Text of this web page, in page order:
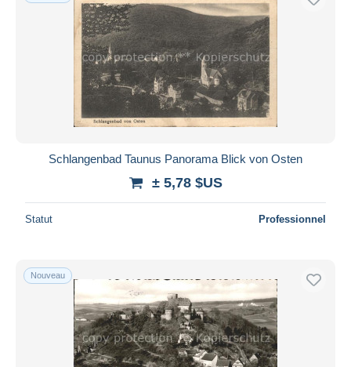
Schlangenbad Taunus Panorama Blick von Osten
± 5,78 $US
Statut Professionnel
Nouveau